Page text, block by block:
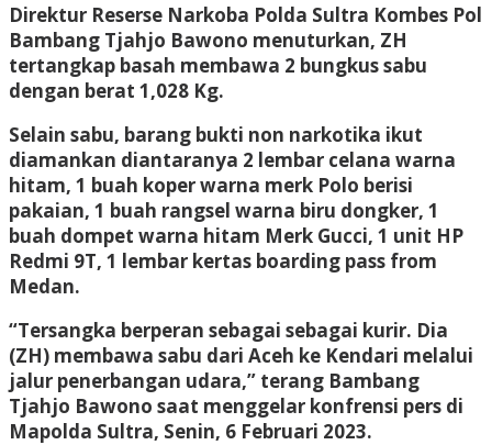
Direktur Reserse Narkoba Polda Sultra Kombes Pol
Bambang Tjahjo Bawono menuturkan, ZH
tertangkap basah membawa 2 bungkus sabu
dengan berat 1,028 Kg.
Selain sabu, barang bukti non narkotika ikut
diamankan diantaranya 2 lembar celana warna
hitam, 1 buah koper warna merk Polo berisi
pakaian, 1 buah rangsel warna biru dongker, 1
buah dompet warna hitam Merk Gucci, 1 unit HP
Redmi 9T, 1 lembar kertas boarding pass from
Medan.
“Tersangka berperan sebagai sebagai kurir. Dia
(ZH) membawa sabu dari Aceh ke Kendari melalui
jalur penerbangan udara,” terang Bambang
Tjahjo Bawono saat menggelar konfrensi pers di
Mapolda Sultra, Senin, 6 Februari 2023.